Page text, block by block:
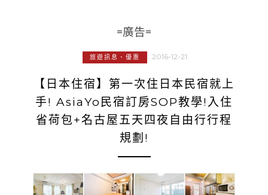
=廣告=
旅遊訊息、優惠 2016-12-21
【日本住宿】第一次住日本民宿就上
手! AsiaYo民宿訂房SOP教學!入住
省荷包+名古屋五天四夜自由行行程
規劃!